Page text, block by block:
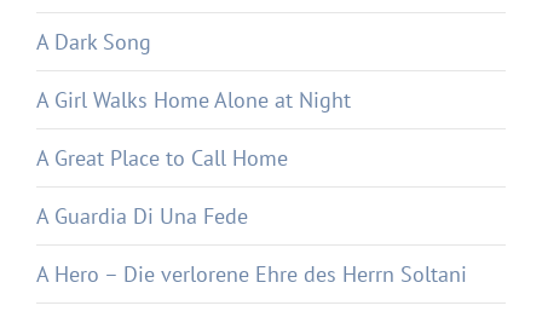
A Dark Song
A Girl Walks Home Alone at Night
A Great Place to Call Home
A Guardia Di Una Fede
A Hero – Die verlorene Ehre des Herrn Soltani